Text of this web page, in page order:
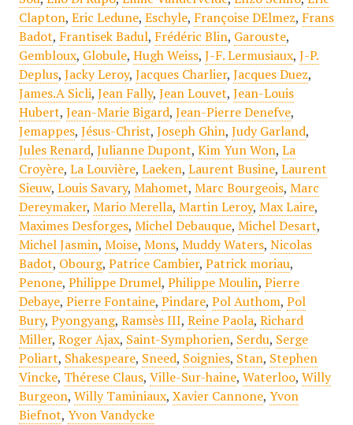
Clapton, Eric Ledune, Eschyle, Françoise DElmez, Frans
Badot, Frantisek Badul, Frédéric Blin, Garouste,
Gembloux, Globule, Hugh Weiss, J-F. Lermusiaux, J-P.
Deplus, Jacky Leroy, Jacques Charlier, Jacques Duez,
James.A Sicli, Jean Fally, Jean Louvet, Jean-Louis
Hubert, Jean-Marie Bigard, Jean-Pierre Denefve,
Jemappes, Jésus-Christ, Joseph Ghin, Judy Garland,
Jules Renard, Julianne Dupont, Kim Yun Won, La
Croyère, La Louvière, Laeken, Laurent Busine, Laurent
Sieuw, Louis Savary, Mahomet, Marc Bourgeois, Marc
Dereymaker, Mario Merella, Martin Leroy, Max Laire,
Maximes Desforges, Michel Debauque, Michel Desart,
Michel Jasmin, Moise, Mons, Muddy Waters, Nicolas
Badot, Obourg, Patrice Cambier, Patrick moriau,
Penone, Philippe Drumel, Philippe Moulin, Pierre
Debaye, Pierre Fontaine, Pindare, Pol Authom, Pol
Bury, Pyongyang, Ramsès III, Reine Paola, Richard
Miller, Roger Ajax, Saint-Symphorien, Serdu, Serge
Poliart, Shakespeare, Sneed, Soignies, Stan, Stephen
Vincke, Thérese Claus, Ville-Sur-haine, Waterloo, Willy
Burgeon, Willy Taminiaux, Xavier Cannone, Yvon
Biefnot, Yvon Vandycke